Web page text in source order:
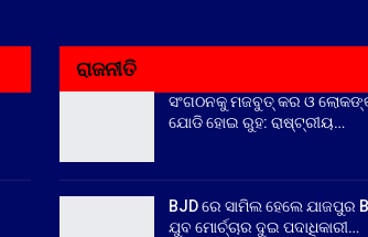
ରାଜନୀତି
ସଂଗଠନକୁ ମଜବୁତ୍ କର ଓ
ଯୋଡି ହୋଇ ରୁହ: ରାଷ୍ଟ୍ରୀୟ…
BJD ରେ ସାମିଲ ହେଲେ ଯାଜପୁର
ଯୁବ ମୋର୍ଚ୍ଚାର ଦୁଇ ପଦାଧିକାରୀ…